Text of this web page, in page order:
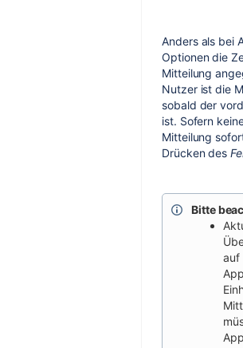
Anders als bei
Optionen die
Mitteilung
Nutzer ist die
sobald der
ist. Sofern
Mitteilung
Drücken des
Bitte
auf